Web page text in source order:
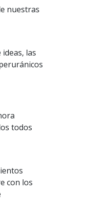
nuestras
las
todos
con los